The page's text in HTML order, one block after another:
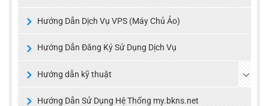
Hướng Dẫn Dịch Vụ VPS (Máy Chủ Ảo)
Hướng Dẫn Đăng Ký Sử Dụng Dịch Vụ
Hướng dẫn kỹ thuật
Hướng Dẫn Sử Dụng Hệ Thống my.bkns.net